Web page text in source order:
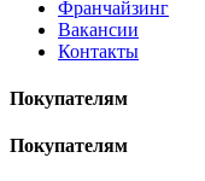
Франчайзинг
Вакансии
Контакты
Покупателям
Покупателям